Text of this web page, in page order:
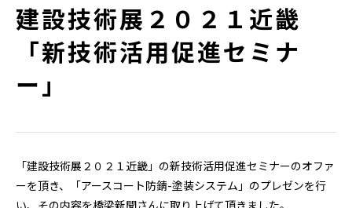
建設技術展２０２１近畿
「新技術活用促進セミナ
ー」
「建設技術展２０２１近畿」の新技術活用促進セミナーのオファ
ーを頂き、「アースコート防錆-塗装システム」のプレゼンを行
い、その内容を橋梁新聞さんに取り上げて頂きました。